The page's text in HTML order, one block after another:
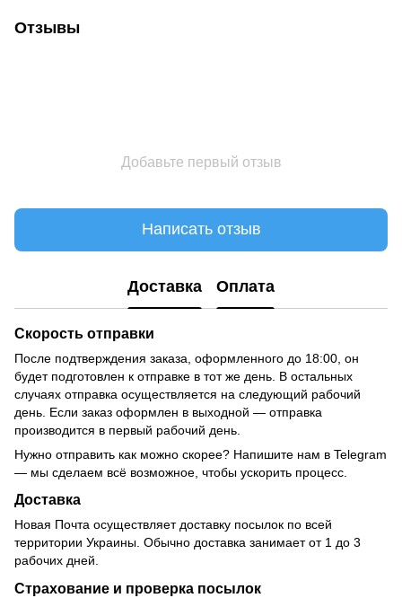
Отзывы
Добавьте первый отзыв
Написать отзыв
Доставка Оплата
Скорость отправки
После подтверждения заказа, оформленного до 18:00, он
будет подготовлен к отправке в тот же день. В остальных
случаях отправка осуществляется на следующий рабочий
день. Если заказ оформлен в выходной — отправка
производится в первый рабочий день.
Нужно отправить как можно скорее? Напишите нам в Telegram
— мы сделаем всё возможное, чтобы ускорить процесс.
Доставка
Новая Почта осуществляет доставку посылок по всей
территории Украины. Обычно доставка занимает от 1 до 3
рабочих дней.
Страхование и проверка посылок